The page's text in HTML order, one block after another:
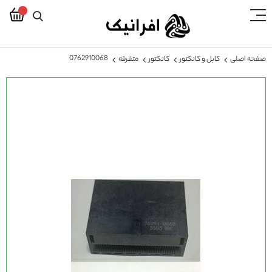
صفحه اصلی کابل و کانکتور کانکتور متفرقه
0762910068
رفتن